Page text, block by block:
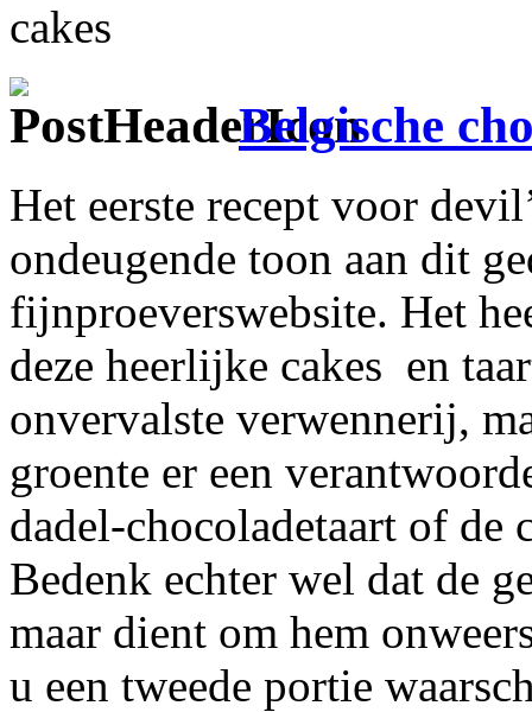
cakes
Belgische
Het eerste recept voor
ondeugende toon aan dit
fijnproeverswebsite. Het
deze heerlijke cakes en
onvervalste verwennerij,
groente er een
dadel-chocoladetaart of de
Bedenk echter wel dat de
maar dient om hem
u een tweede portie